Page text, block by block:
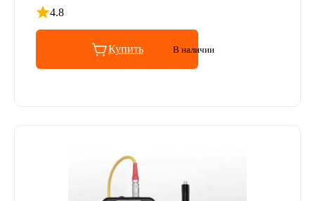
4.8
Рейтинг 4.8 из 5
Купить В наличии